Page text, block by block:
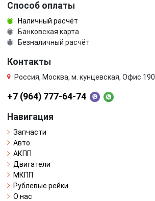
Способ оплаты
Наличный расчёт
Банковская карта
Безналичный расчёт
Контакты
Россия, Москва, м. кунцевская, Офис 190
+7 (964) 777-64-74
Навигация
Запчасти
Авто
АКПП
Двигатели
МКПП
Рублевые рейки
О нас